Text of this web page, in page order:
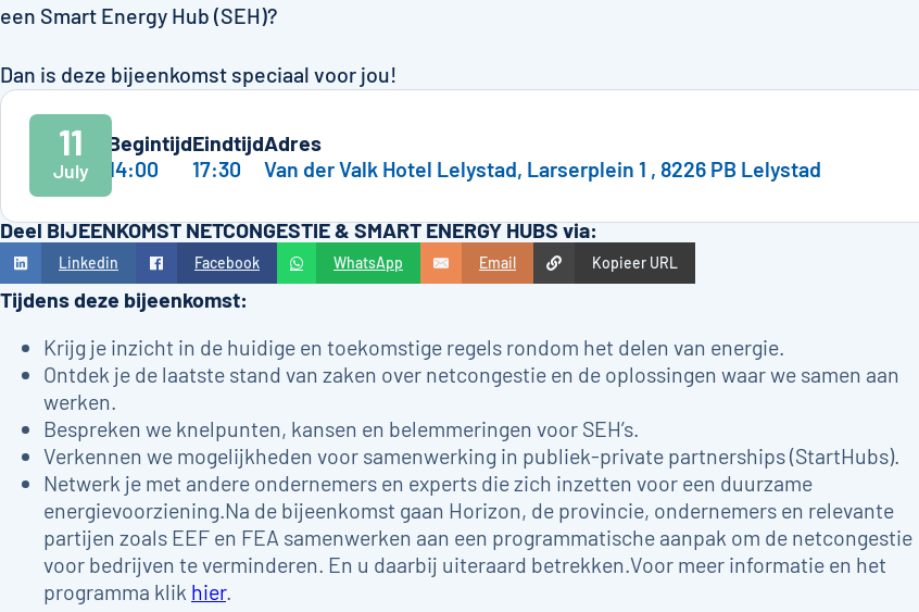
een Smart Energy Hub (SEH)?
Dan is deze bijeenkomst speciaal voor jou!
11
July
Begintijd
14:00
Eindtijd
17:30
Adres
Van der Valk Hotel Lelystad, Larserplein 1 , 8226 PB Lelystad
Deel BIJEENKOMST NETCONGESTIE & SMART ENERGY HUBS via:
Linkedin Facebook WhatsApp Email Kopieer URL
Tijdens deze bijeenkomst:
Krijg je inzicht in de huidige en toekomstige regels rondom het delen van energie.
Ontdek je de laatste stand van zaken over netcongestie en de oplossingen waar we samen aan
werken.
Bespreken we knelpunten, kansen en belemmeringen voor SEH’s.
Verkennen we mogelijkheden voor samenwerking in publiek-private partnerships (StartHubs).
Netwerk je met andere ondernemers en experts die zich inzetten voor een duurzame
energievoorziening.Na de bijeenkomst gaan Horizon, de provincie, ondernemers en relevante
partijen zoals EEF en FEA samenwerken aan een programmatische aanpak om de netcongestie
voor bedrijven te verminderen. En u daarbij uiteraard betrekken.Voor meer informatie en het
programma klik hier.